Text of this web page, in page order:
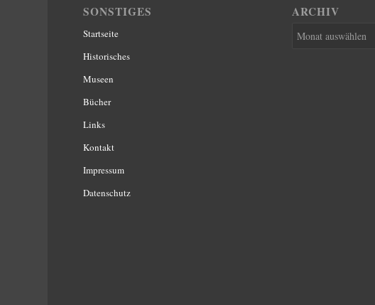
SONSTIGES
Startseite
Historisches
Museen
Bücher
Links
Kontakt
Impressum
Datenschutz
ARCHIV